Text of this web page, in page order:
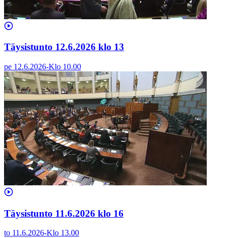
Täysistunto 12.6.2026 klo 13
pe 12.6.2026-Klo 10.00
Täysistunto 11.6.2026 klo 16
to 11.6.2026-Klo 13.00